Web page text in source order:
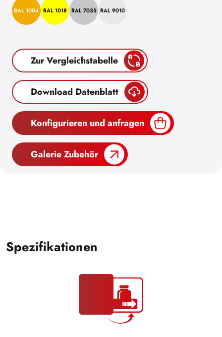
RAL 1004 RAL 1018 RAL 7035 RAL 9010
Zur Vergleichstabelle
Download Datenblatt
Konfigurieren und anfragen
Galerie Zubehör
Spezifikationen